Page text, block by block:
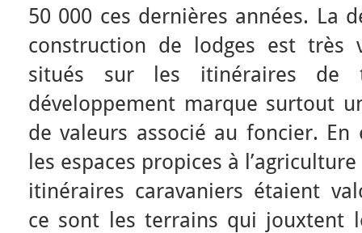
50 000 ces dernières années. La
construction de lodges est très
situés sur les itinéraires de
développement marque surtout
de valeurs associé au foncier.
les espaces propices à
itinéraires caravaniers étaient
ce sont les terrains qui jouxtent